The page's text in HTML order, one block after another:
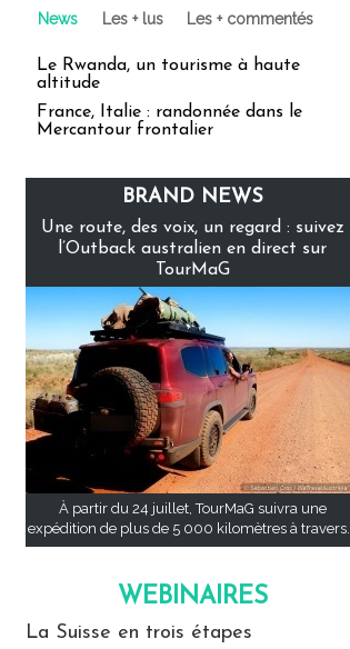
News Les + lus Les + commentés
Le Rwanda, un tourisme à haute
altitude
France, Italie : randonnée dans le
Mercantour frontalier
BRAND NEWS
Une route, des voix, un regard : suivez
l’Outback australien en direct sur
TourMaG
À partir du 24 juillet, TourMaG suivra une
expédition de plus de 5 000 kilomètres à travers...
WEBINAIRES
La Suisse en trois étapes